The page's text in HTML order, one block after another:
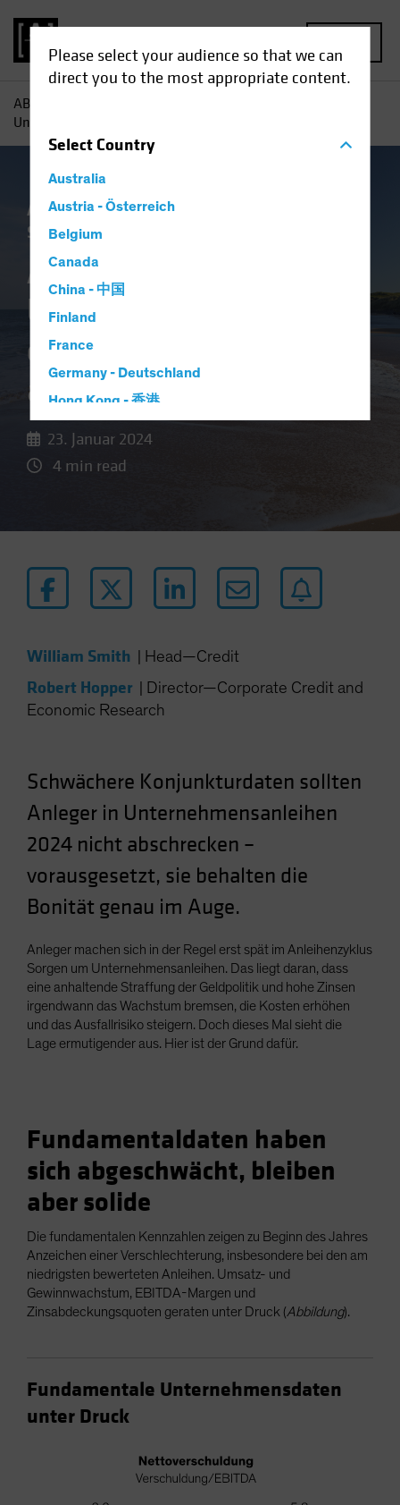
Please select your audience so that we can
direct you to the most appropriate content.
SelectCountry
Australia
Austria - Österreich
Belgium
Canada
China - 中国
Finland
France
Germany - Deutschland
Hong Kong - 香港
Luxembourg and Other EMEA
Netherlands
Norway
Poland
South Korea - 대한민국
Spain
Sweden
Switzerland
Taiwan - 台灣
United States (US Citizens)
US (Non-US Citizens/NRC)
AB
Unternehmensanleihen 2024: Renditen am Höhepunkt?
Ausblick Einkommen
Spätzyklus
Ausblick
Unternehmensanleih
en 2024: Renditen
am Höhepunkt?
23. Januar 2024
4 min read
William Smith Head—Credit
Robert Hopper
Director—Corporate Credit and
Economic Research
Schwächere Konjunkturdaten sollten
Anleger in Unternehmensanleihen
2024 nicht abschrecken –
vorausgesetzt, sie behalten die
Bonität genau im Auge.
Anleger machen sich in der Regel erst spät im Anleihenzyklus
Sorgen um Unternehmensanleihen. Das liegt daran, dass
eine anhaltende Straffung der Geldpolitik und hohe Zinsen
irgendwann das Wachstum bremsen, die Kosten erhöhen
und das Ausfallrisiko steigern. Doch dieses Mal sieht die
Lage ermutigender aus. Hier ist der Grund dafür.
Fundamentaldaten haben
sich abgeschwächt, bleiben
aber solide
Die fundamentalen Kennzahlen zeigen zu Beginn des Jahres
Anzeichen einer Verschlechterung, insbesondere bei den am
niedrigsten bewerteten Anleihen. Umsatz- und
Gewinnwachstum, EBITDA-Margen und
Zinsabdeckungsquoten geraten unter Druck (Abbildung).
Fundamentale Unternehmensdaten
unter Druck